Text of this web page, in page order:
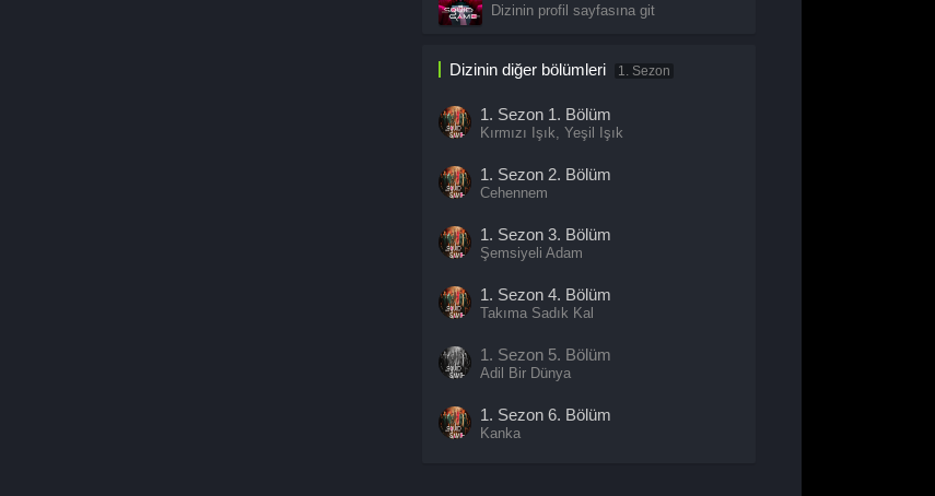
Dizinin profil sayfasına git
Dizinin diğer bölümleri 1. Sezon
1. Sezon 1. Bölüm
Kırmızı Işık, Yeşil Işık
1. Sezon 2. Bölüm
Cehennem
1. Sezon 3. Bölüm
Şemsiyeli Adam
1. Sezon 4. Bölüm
Takıma Sadık Kal
1. Sezon 5. Bölüm
Adil Bir Dünya
1. Sezon 6. Bölüm
Kanka